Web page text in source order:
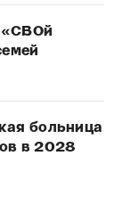
«СВОй
больница
в 2028